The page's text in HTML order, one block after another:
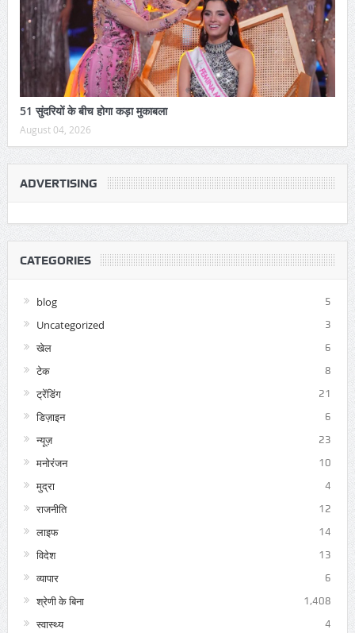
51 सुंदरियों के बीच होगा कड़ा मुकाबला
August 04, 2026
ADVERTISING
CATEGORIES
blog 5
Uncategorized 3
खेल 6
टेक 8
ट्रेंडिंग 21
डिज़ाइन 6
न्यूज़ 23
मनोरंजन 10
मुद्रा 4
राजनीति 12
लाइफ 14
विदेश 13
व्यापार 6
श्रेणी के बिना 1,408
स्वास्थ्य 4